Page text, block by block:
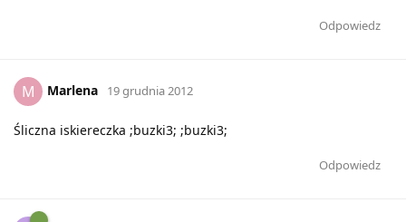
Odpowiedz
M Marlena 19 grudnia 2012
Śliczna iskiereczka ;buzki3; ;buzki3;
Odpowiedz